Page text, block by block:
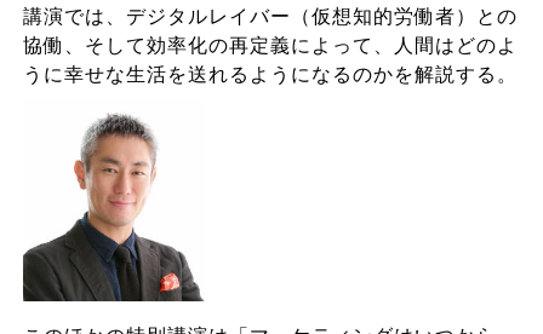
講演では、デジタルレイバー（仮想知的労働者）との
協働、そして効率化の再定義によって、人間はどのよ
うに幸せな生活を送れるようになるのかを解説する。